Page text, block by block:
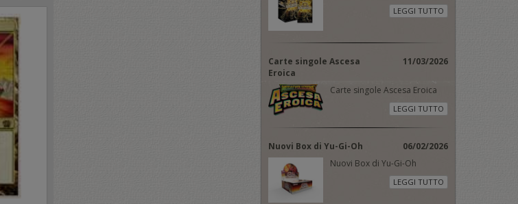
LEGGI TUTTO
Carte singole Ascesa
Eroica
11/03/2026
Carte singole Ascesa Eroica
LEGGI TUTTO
Nuovi Box di Yu-Gi-Oh
06/02/2026
Nuovi Box di Yu-Gi-Oh
LEGGI TUTTO